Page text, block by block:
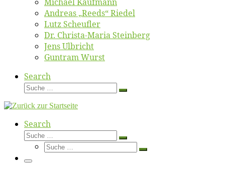
An­dre­as „Reeds“ Riedel
Lutz Scheuf­ler
Dr. Chris­­ta-Ma­ria Steinberg
Jens Ulb­richt
Gun­tram Wurst
Search
Suche
Suche
Search
Suche
Suche
Suche
Suche
Menü